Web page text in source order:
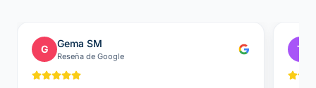
G Gema SM
Reseña de Google
T